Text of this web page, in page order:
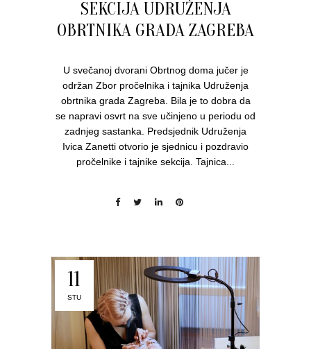
SEKCIJA UDRUŽENJA
OBRTNIKA GRADA ZAGREBA
U svečanoj dvorani Obrtnog doma jučer je
održan Zbor pročelnika i tajnika Udruženja
obrtnika grada Zagreba. Bila je to dobra da
se napravi osvrt na sve učinjeno u periodu od
zadnjeg sastanka. Predsjednik Udruženja
Ivica Zanetti otvorio je sjednicu i pozdravio
pročelnike i tajnike sekcija. Tajnica...
11
STU